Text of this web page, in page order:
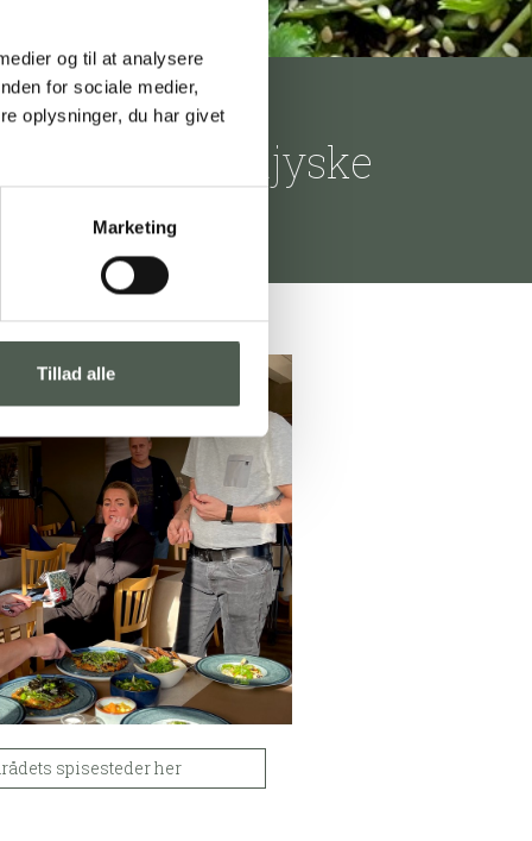
og til at analysere
for sociale medier,
oplysninger, du har givet
Marketing
Tillad alle
i det vestjyske
spisesteder her